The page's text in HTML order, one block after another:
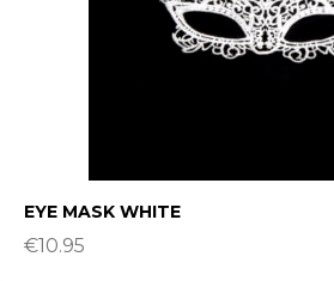
EYE MASK WHITE
€10.95